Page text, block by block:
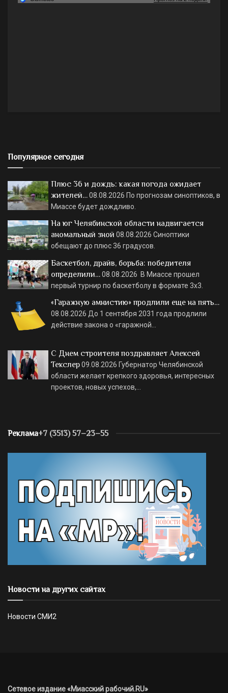
Популярное сегодня
Плюс 36 и дождь: какая погода ожидает
жителей…08.08.2026 По прогнозам синоптиков, в
Миассе будет дождливо.
На юг Челябинской области надвигается
аномальный зной 08.08.2026 Синоптики
обещают до плюс 36 градусов.
Баскетбол, драйв, борьба: победителя
определили…08.08.2026 В Миассе прошел
первый турнир по баскетболу в формате 3х3.
«Гаражную амнистию» продлили еще на пять…
08.08.2026 До 1 сентября 2031 года продлили
действие закона о «гаражной…
С Днем строителя поздравляет Алексей
Текслер09.08.2026 Губернатор Челябинской
области желает крепкого здоровья, интересных
проектов, новых успехов,…
Реклама+7 (3513) 57–23–55
Новости на других сайтах
Новости СМИ2
Сетевое издание «Миасский рабочий.RU»